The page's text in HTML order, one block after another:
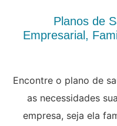
Planos de
Empresarial,
Encontre o plano de
as necessidades
empresa, seja ela